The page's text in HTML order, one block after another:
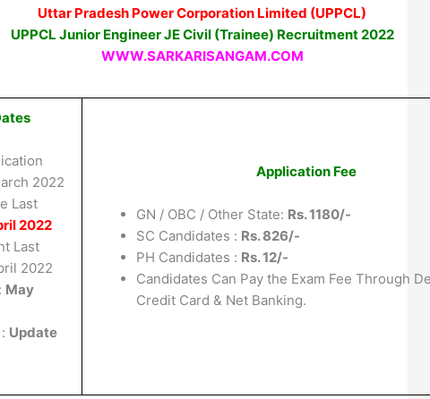
Uttar Pradesh Power Corporation Limited (UPPCL)
UPPCL Junior Engineer JE Civil (Trainee) Recruitment 2022
WWW.SARKARISANGAM.COM
2022
Last
2022
Last
2022
May
Update
Application Fee
GN / OBC / Other State: Rs. 1180/-
SC Candidates : Rs. 826/-
PH Candidates : Rs. 12/-
Candidates Can Pay the Exam Fee Through
Credit Card & Net Banking.